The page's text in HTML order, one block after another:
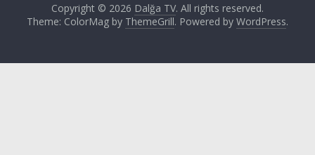
Copyright © 2026 Dalğa TV. All rights reserved.
Theme: ColorMag by ThemeGrill. Powered by WordPress.